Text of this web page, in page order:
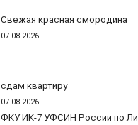
Свежая красная смородина
07.08.2026
сдам квартиру
07.08.2026
ФКУ ИК-7 УФСИН России по